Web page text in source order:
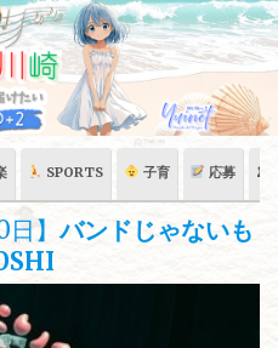
SPORTS 子育 応募 🏛
日】バンドじゃないも